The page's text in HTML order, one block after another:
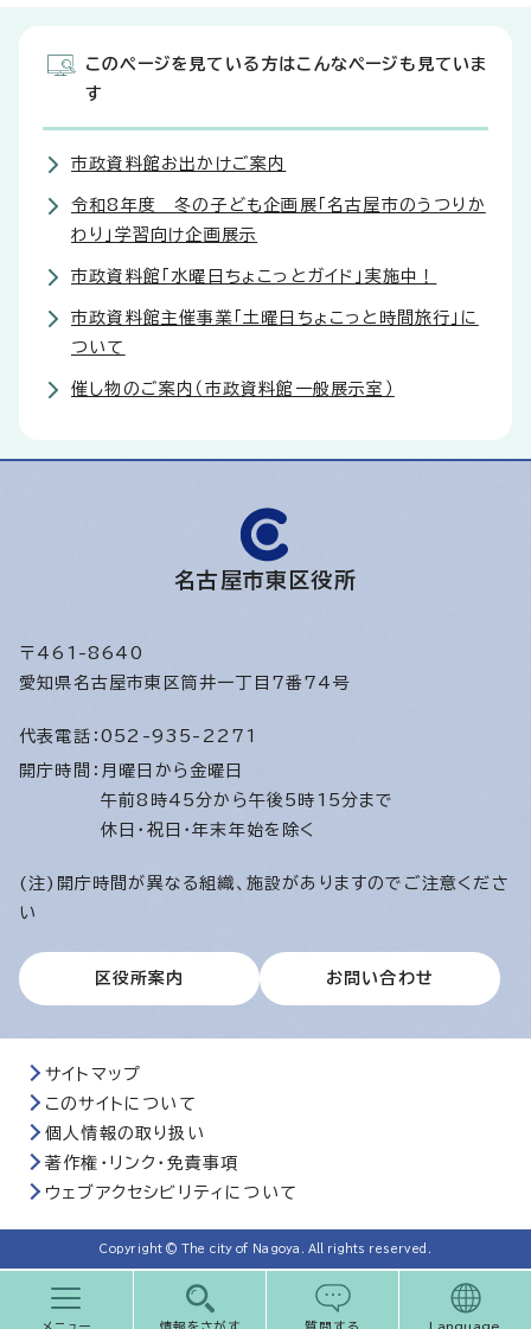
メニュー 情報をさがす 質問する Language
このページを見ている方はこんなページも見ていま
す
市政資料館お出かけご案内
令和8年度 冬の子ども企画展「名古屋市のうつりか
わり」学習向け企画展示
市政資料館「水曜日ちょこっとガイド」実施中！
市政資料館主催事業「土曜日ちょこっと時間旅行」に
ついて
催し物のご案内（市政資料館一般展示室）
名古屋市東区役所
〒461-8640
愛知県名古屋市東区筒井一丁目7番74号
代表電話： 052-935-2271
開庁時間： 月曜日から金曜日
午前8時45分から午後5時15分まで
休日・祝日・年末年始を除く
(注)開庁時間が異なる組織、施設がありますのでご注意くださ
い
区役所案内 お問い合わせ
サイトマップ
このサイトについて
個人情報の取り扱い
著作権・リンク・免責事項
ウェブアクセシビリティについて
Copyright © The city of Nagoya. All rights reserved.